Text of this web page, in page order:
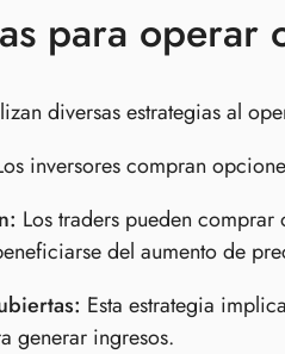
para operar
diversas estrategias al
inversores compran
Los traders pueden
del aumento de
Esta estrategia
generar ingresos.